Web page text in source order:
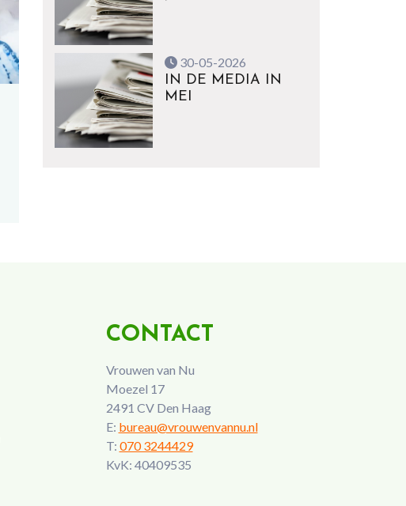
30-05-2026
IN DE MEDIA IN
MEI
CONTACT
Vrouwen van Nu
Moezel 17
2491 CV Den Haag
E: bureau@vrouwenvannu.nl
T: 070 3244429
KvK: 40409535